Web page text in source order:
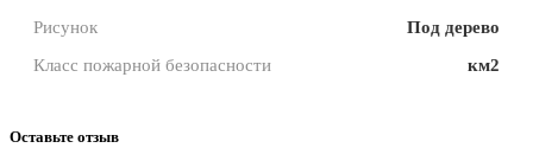
Рисунок
Под дерево
Класс пожарной безопасности
км2
Оставьте отзыв